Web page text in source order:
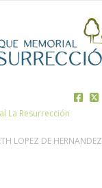
La Resurrección
LOPEZ DE HERNANDEZ